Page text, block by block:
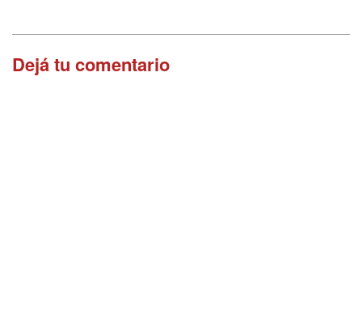
Dejá tu comentario